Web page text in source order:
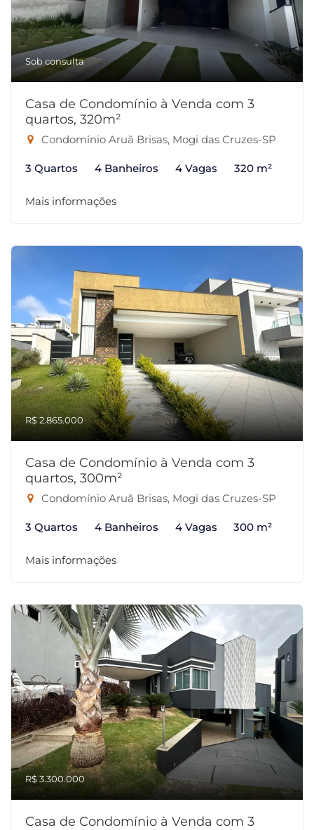
Sob consulta
Casa de Condomínio à Venda com 3
quartos, 320m²
Condomínio Aruã Brisas, Mogi das Cruzes-SP
3 Quartos 4 Banheiros 4 Vagas 320 m²
Mais informações
R$ 2.865.000
Casa de Condomínio à Venda com 3
quartos, 300m²
Condomínio Aruã Brisas, Mogi das Cruzes-SP
3 Quartos 4 Banheiros 4 Vagas 300 m²
Mais informações
R$ 3.300.000
Casa de Condomínio à Venda com 3